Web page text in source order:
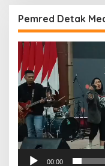
Pemred Detak
Pemutar
Video
00:00